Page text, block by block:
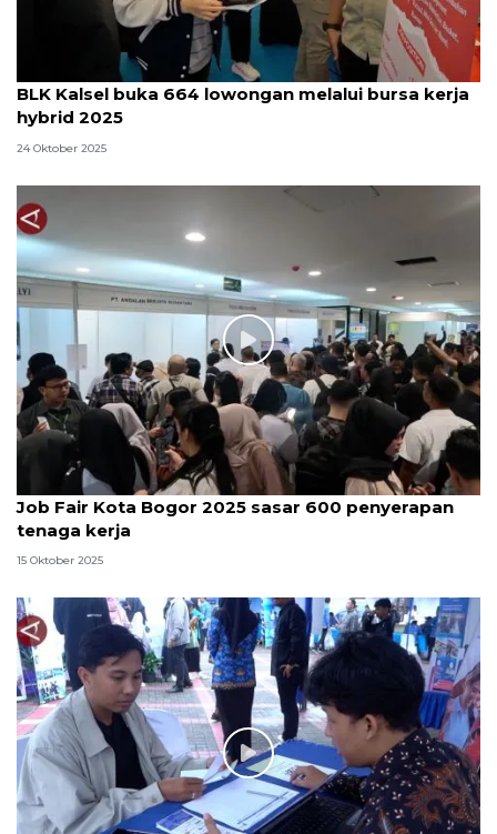
BLK Kalsel buka 664 lowongan melalui bursa kerja
hybrid 2025
24 Oktober 2025
Job Fair Kota Bogor 2025 sasar 600 penyerapan
tenaga kerja
15 Oktober 2025